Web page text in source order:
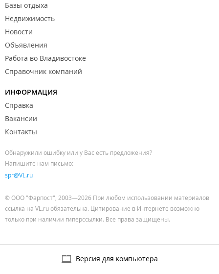
Базы отдыха
Недвижимость
Новости
Объявления
Работа во Владивостоке
Справочник компаний
ИНФОРМАЦИЯ
Справка
Вакансии
Контакты
Обнаружили ошибку или у Вас есть предложения?
Напишите нам письмо:
spr@VL.ru
© ООО "Фарпост", 2003—2026 При любом использовании материалов
ссылка на VL.ru обязательна. Цитирование в Интернете возможно
только при наличии гиперссылки. Все права защищены.
Версия для компьютера